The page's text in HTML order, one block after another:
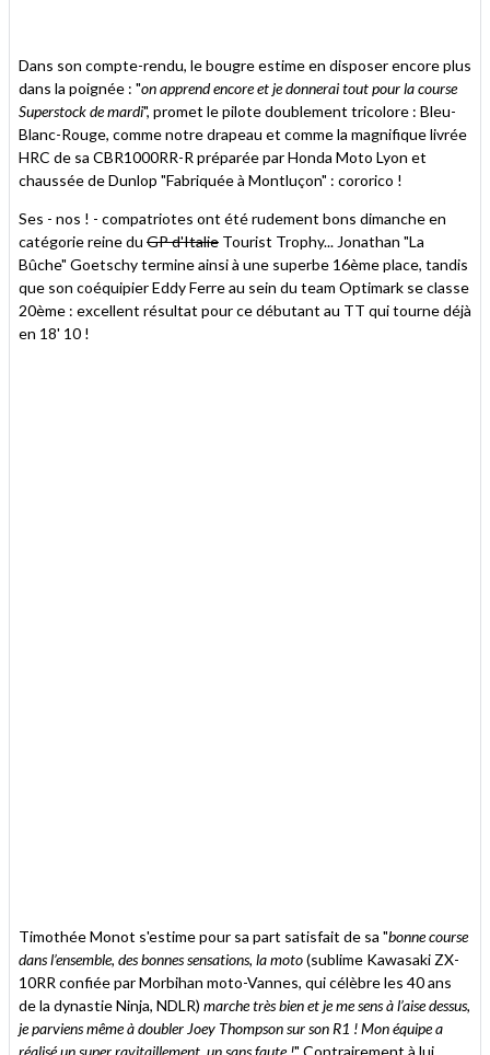
Dans son compte-rendu, le bougre estime en disposer encore plus
dans la poignée : "on apprend encore et je donnerai tout pour la course
Superstock de mardi", promet le pilote doublement tricolore : Bleu-
Blanc-Rouge, comme notre drapeau et comme la magnifique livrée
HRC de sa CBR1000RR-R préparée par Honda Moto Lyon et
chaussée de Dunlop "Fabriquée à Montluçon" : cororico !
Ses - nos ! - compatriotes ont été rudement bons dimanche en
catégorie reine du GP d'Italie Tourist Trophy... Jonathan "La
Bûche" Goetschy termine ainsi à une superbe 16ème place, tandis
que son coéquipier Eddy Ferre au sein du team Optimark se classe
20ème : excellent résultat pour ce débutant au TT qui tourne déjà
en 18' 10 !
Timothée Monot s'estime pour sa part satisfait de sa "bonne course
dans l’ensemble, des bonnes sensations, la moto(sublime Kawasaki ZX-
10RR confiée par Morbihan moto-Vannes, qui célèbre les 40 ans
de la dynastie Ninja, NDLR) marche très bien et je me sens à l’aise dessus,
je parviens même à doubler Joey Thompson sur son R1 ! Mon équipe a